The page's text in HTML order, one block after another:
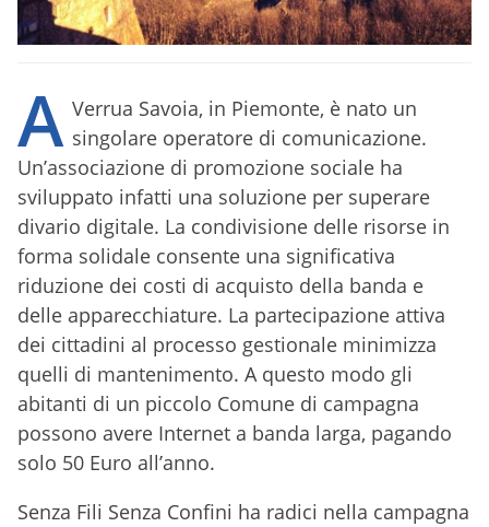
A Verrua Savoia, in Piemonte, è nato un
singolare operatore di comunicazione.
Un’associazione di promozione sociale ha
sviluppato infatti una soluzione per superare
divario digitale. La condivisione delle risorse in
forma solidale consente una significativa
riduzione dei costi di acquisto della banda e
delle apparecchiature. La partecipazione attiva
dei cittadini al processo gestionale minimizza
quelli di mantenimento. A questo modo gli
abitanti di un piccolo Comune di campagna
possono avere Internet a banda larga, pagando
solo 50 Euro all’anno.
Senza Fili Senza Confini ha radici nella campagna